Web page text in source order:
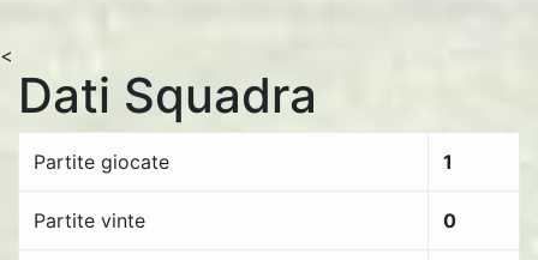
<
Dati Squadra
Partite giocate 1
Partite vinte 0